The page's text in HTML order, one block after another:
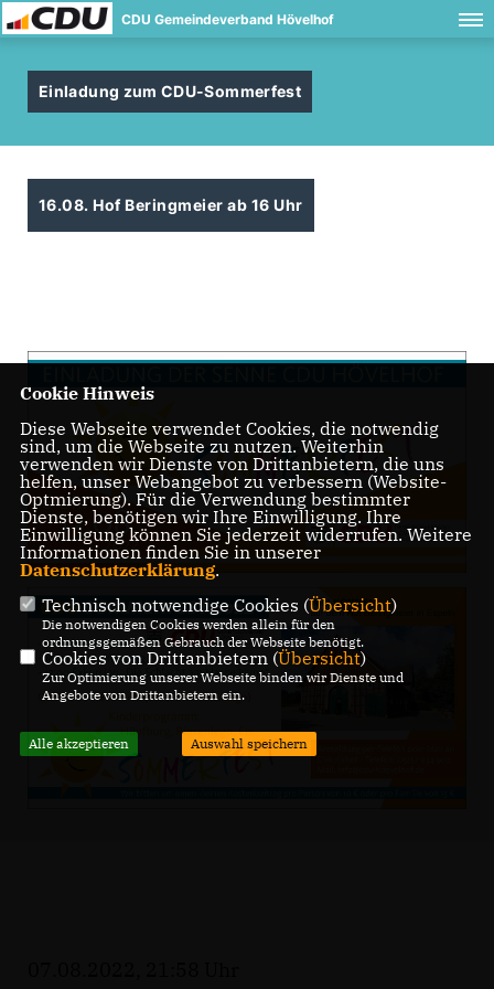
CDU Gemeindeverband Hövelhof
Einladung zum CDU-Sommerfest
16.08. Hof Beringmeier ab 16 Uhr
Cookie Hinweis
Diese Webseite verwendet Cookies, die notwendig
sind, um die Webseite zu nutzen. Weiterhin
verwenden wir Dienste von Drittanbietern, die uns
helfen, unser Webangebot zu verbessern (Website-
Optmierung). Für die Verwendung bestimmter
Dienste, benötigen wir Ihre Einwilligung. Ihre
Einwilligung können Sie jederzeit widerrufen. Weitere
Informationen finden Sie in unserer
Datenschutzerklärung.
Technisch notwendige Cookies (Übersicht)
Die notwendigen Cookies werden allein für den
ordnungsgemäßen Gebrauch der Webseite benötigt.
Cookies von Drittanbietern (Übersicht)
Zur Optimierung unserer Webseite binden wir Dienste und
Angebote von Drittanbietern ein.
Alle akzeptieren Auswahl speichern